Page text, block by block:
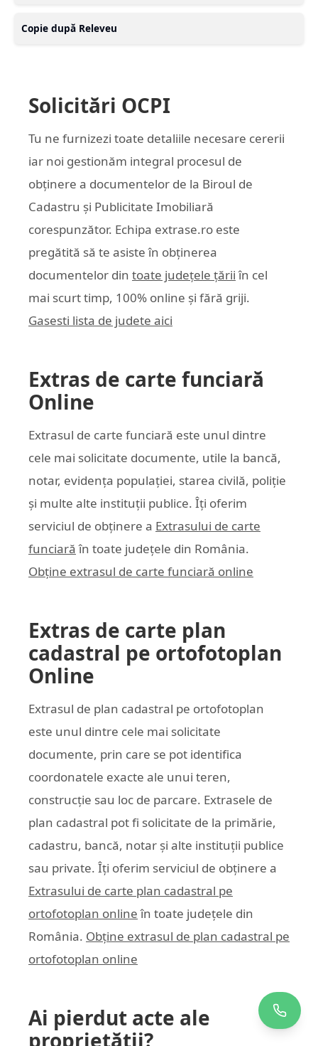
Copie după Releveu
Solicitări OCPI
Tu ne furnizezi toate detaliile necesare cererii
iar noi gestionăm integral procesul de
obținere a documentelor de la Biroul de
Cadastru și Publicitate Imobiliară
corespunzător. Echipa extrase.ro este
pregătită să te asiste în obținerea
documentelor din toate județele țării în cel
mai scurt timp, 100% online și fără griji.
Gasesti lista de judete aici
Extras de carte funciară
Online
Extrasul de carte funciară este unul dintre
cele mai solicitate documente, utile la bancă,
notar, evidența populației, starea civilă, poliție
și multe alte instituții publice. Îți oferim
serviciul de obținere a Extrasului de carte
funciară în toate județele din România.
Obține extrasul de carte funciară online
Extras de carte plan
cadastral pe ortofotoplan
Online
Extrasul de plan cadastral pe ortofotoplan
este unul dintre cele mai solicitate
documente, prin care se pot identifica
coordonatele exacte ale unui teren,
construcție sau loc de parcare. Extrasele de
plan cadastral pot fi solicitate de la primărie,
cadastru, bancă, notar și alte instituții publice
sau private. Îți oferim serviciul de obținere a
Extrasului de carte plan cadastral pe
ortofotoplan online în toate județele din
România. Obține extrasul de plan cadastral pe
ortofotoplan online
Ai pierdut acte ale
proprietății?